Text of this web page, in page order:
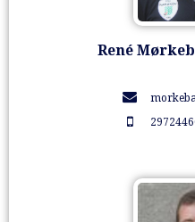
René